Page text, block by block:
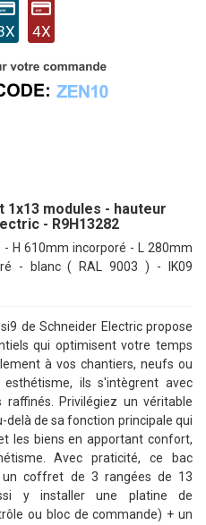
4X
1x13 modules - hauteur
- R9H13282
H 610mm incorporé - L 280mm
- blanc ( RAL 9003 ) - IK09
de Schneider Electric propose
qui optimisent votre temps
à vos chantiers, neufs ou
ils s'intègrent avec
Privilégiez un véritable
delà de sa fonction principale qui
les biens en apportant confort,
Avec praticité, ce bac
un coffret de 3 rangées de 13
y installer une platine de
ou bloc de commande) + un